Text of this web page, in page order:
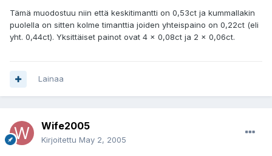
Tämä muodostuu niin että keskitimantti on 0,53ct ja kummallakin
puolella on sitten kolme timanttia joiden yhteispaino on 0,22ct (eli
yht. 0,44ct). Yksittäiset painot ovat 4 x 0,08ct ja 2 x 0,06ct.
Lainaa
Wife2005
Kirjoitettu May 2, 2005